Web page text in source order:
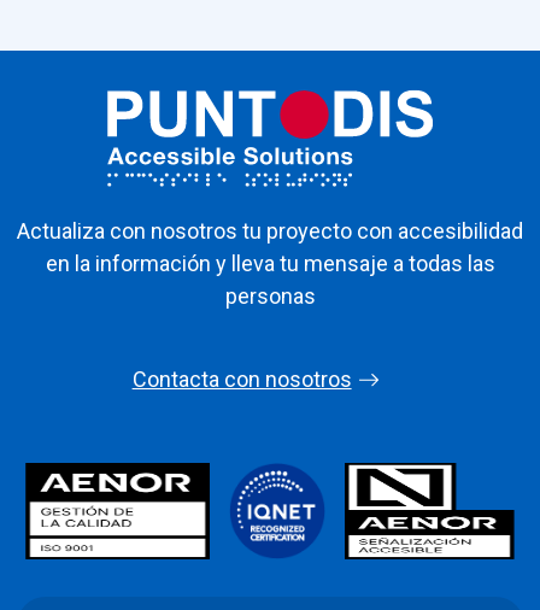
Actualiza con nosotros tu proyecto con accesibilidad
en la información y lleva tu mensaje a todas las
personas
Contacta con nosotros